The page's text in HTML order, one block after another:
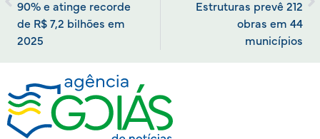
90% e atinge recorde
de R$ 7,2 bilhões em
2025
Estruturas prevê 212
obras em 44
municípios